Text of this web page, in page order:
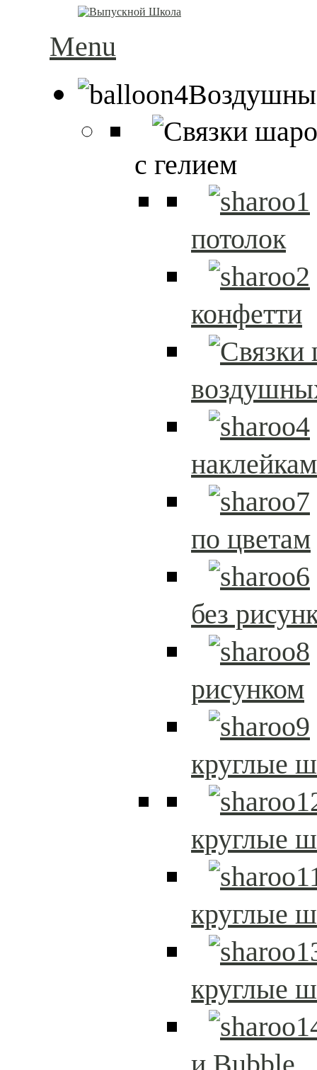
Menu
с гелием
потолок
конфетти
по цветам
без
рисунком
круглые
круглые
круглые
круглые